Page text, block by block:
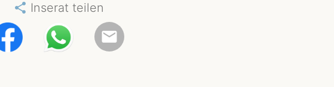
share Inserat teilen
email